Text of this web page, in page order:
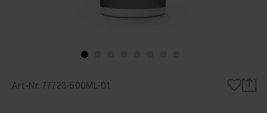
Art-Nr. 77723-500ML-01